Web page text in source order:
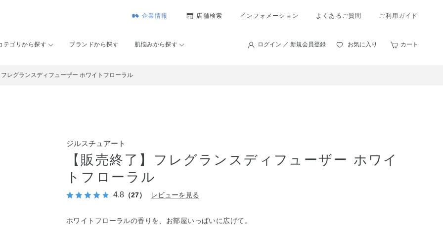
企業情報 店舗検索 インフォメーション よくあるご質問 ご利用ガイド
テゴリから探す ブランドから探す 肌悩みから探す ログイン ／ 新規会員登録 お気に入り カート
レグランスディフューザー ホワイトフローラル
ジルスチュアート
【販売終了】フレグランスディフューザー ホワイ
トフローラル
4.8 （27） レビューを見る
ホワイトフローラルの香りを、お部屋いっぱいに広げて。